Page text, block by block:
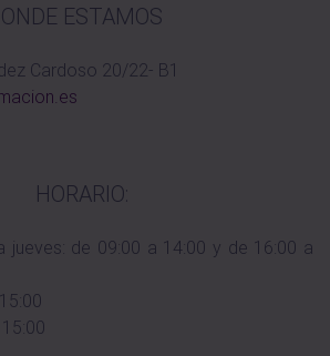
ONDE ESTAMOS
Cardoso 20/22- B1
HORARIO:
jueves: de 09:00 a 14:00 y de 16:00 a